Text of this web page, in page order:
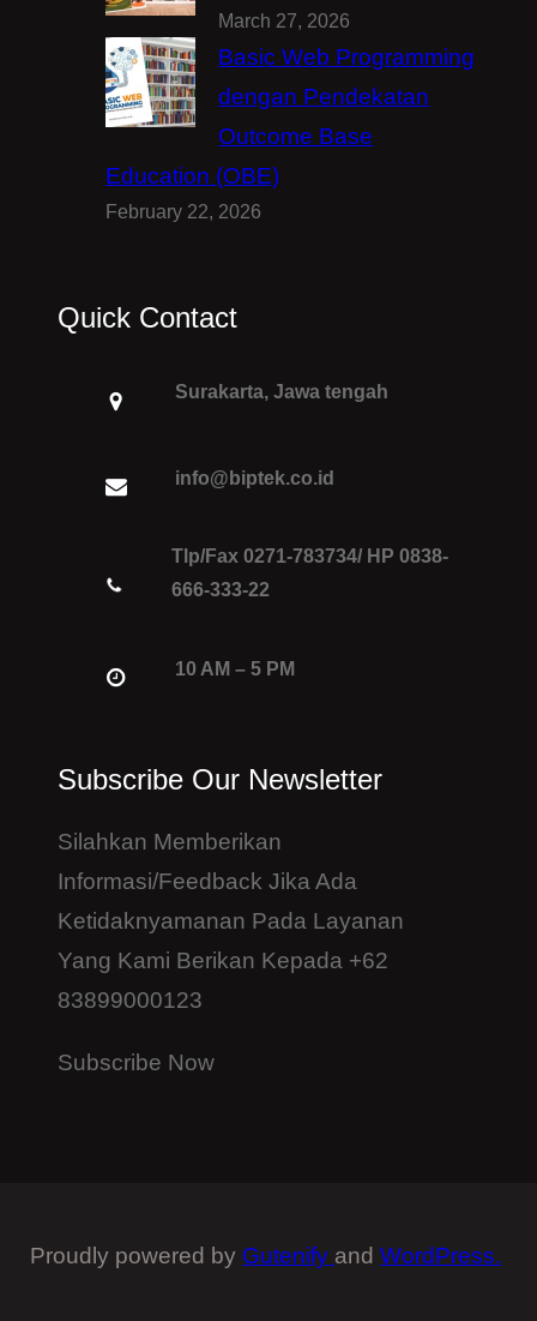
March 27, 2026
Basic Web Programming
dengan Pendekatan
Outcome Base
Education (OBE)
February 22, 2026
Quick Contact
Surakarta, Jawa tengah
info@biptek.co.id
Tlp/Fax 0271-783734/ HP 0838-
666-333-22
10 AM – 5 PM
Subscribe Our Newsletter
Silahkan Memberikan
Informasi/feedback Jika Ada
Ketidaknyamanan Pada Layanan
Yang Kami Berikan Kepada +62
83899000123
Subscribe Now
Proudly powered by Gutenify and WordPress.